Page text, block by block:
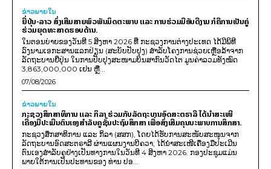
ຂ່າວພາຍ​ໃນ
ຍີ່ປຸ່ນ-ລາວ ສົ່ງເສີມສາຍພົວພັນມິດຕະພາບ ແລະ ການຮ່ວມມືອັນດີງາມ ກໍຄືການເປັນຄູ່
ຮ່ວມຍຸດທະສາດຮອບດ້ານ.
ໃນຕອນບ່າຍຂອງວັນທີ 5 ສິງຫາ 2026 ທີ່ ກະຊວງການຕ່າງປະເທດ ໄດ້ມີພິທີ
ລົງນາມເອກະສານແລກປ່ຽນ (ສະບັບປັບປຸງ) ສໍາລັບໂຄງການຊ່ວຍເຫຼືອລ້າຈາກ
ລັດຖະບານຍີ່ປຸ່ນ ໃນການປັບປຸງສະໜາມບິນສາກົນວັດໄຕ ມູນຄ່າລວມທັງໝົດ
3,863,000,000 ເຢນ ຫຼື...
07/08/2026
ຂ່າວພາຍ​ໃນ
ກະຊວງສຶກສາທິການ ແລະ ກິລາ ຮ່ວມກັບລັດຖະບານອົດສະຕຣາລີ ໄດ້ນຳສະເໜີ
ເຄື່ອງມືປະເມີນຕົນເອງສຳລັບຄູຊັ້ນປະຖົມສຶກສາ ເພື່ອສົ່ງເສີມຄຸນນະພາບການສຶກສາ.
ກະຊວງສຶກສາທິການ ແລະ ກິລາ (ສສກ), ໂດຍໄດ້ຮັບການສະໜັບສະໜູນຈາກ
ລັດຖະບານອົດສະຕຣາລີ ຜ່ານແຜນງານບີຄວາ, ໄດ້ນຳສະເໜີເຄື່ອງມືປະເມີນ
ຕົນເອງສຳລັບຄູຢ່າງເປັນທາງການໃນວັນທີ 4 ສິງຫາ 2026. ກອງປະຊຸມແມ່ນ
ພາຍໃຕ້ການເປັນປະທານຂອງ ທ່ານ ປອ...